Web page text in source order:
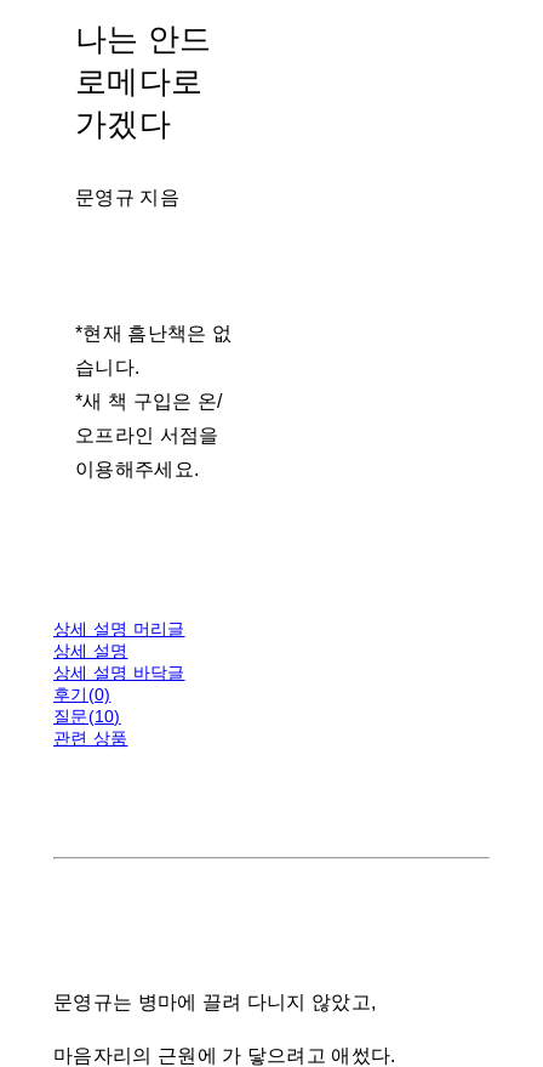
나는 안드
로메다로
가겠다
문영규 지음
*현재 흠난책은 없
습니다.
*새 책 구입은 온/
오프라인 서점을
이용해주세요.
상세 설명 머리글
상세 설명
상세 설명 바닥글
후기(0)
질문(10)
관련 상품
문영규는 병마에 끌려 다니지 않았고,
마음자리의 근원에 가 닿으려고 애썼다.